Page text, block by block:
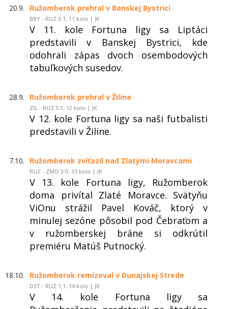
20.9. Ružomberok prehral v Banskej Bystrici
BBY - RUZ 3:1, 11.kolo | JK
V 11. kole Fortuna ligy sa Liptáci
predstavili v Banskej Bystrici, kde
odohrali zápas dvoch osembodových
tabuľkových susedov.
28.9. Ružomberok prehral v Žiline
ZIL - RUZ 5:1, 12.kolo | JK
V 12. kole Fortuna ligy sa naši futbalisti
predstavili v Žiline.
7.10. Ružomberok zvíťazil nad Zlatými Moravcami
RUZ - ZMO 3:0, 13.kolo | JK
V 13. kole Fortuna ligy, Ružomberok
doma privítal Zlaté Moravce. Svätyňu
ViOnu strážil Pavel Kováč, ktorý v
minulej sezóne pôsobil pod Čebraťom a
v ružomberskej bráne si odkrútil
premiéru Matúš Putnocký.
18.10. Ružomberok remizoval v Dunajskej Strede
DST - RUZ 1:1, 14.kolo | JK
V 14. kole Fortuna ligy sa